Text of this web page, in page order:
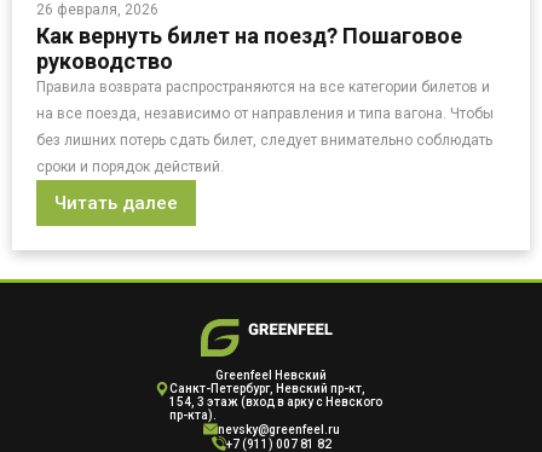
26 февраля, 2026
Как вернуть билет на поезд? Пошаговое
руководство
Правила возврата распространяются на все категории билетов и
на все поезда, независимо от направления и типа вагона. Чтобы
без лишних потерь сдать билет, следует внимательно соблюдать
сроки и порядок действий.
Читать далее
Greenfeel Невский
Cанкт-Петербург, Невский пр-кт,
154, 3 этаж (вход в арку с Невского
пр-кта).
nevsky@greenfeel.ru
+7 (911) 007 81 82